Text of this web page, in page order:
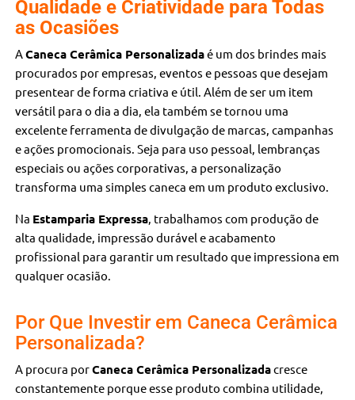
Qualidade e Criatividade para Todas
as Ocasiões
ACaneca Cerâmica Personalizadaé um dos brindes mais
procurados por empresas, eventos e pessoas que desejam
presentear de forma criativa e útil. Além de ser um item
versátil para o dia a dia, ela também se tornou uma
excelente ferramenta de divulgação de marcas, campanhas
e ações promocionais. Seja para uso pessoal, lembranças
especiais ou ações corporativas, a personalização
transforma uma simples caneca em um produto exclusivo.
Na Estamparia Expressa, trabalhamos com produção de
alta qualidade, impressão durável e acabamento
profissional para garantir um resultado que impressiona em
qualquer ocasião.
Por Que Investir em Caneca Cerâmica
Personalizada?
A procura porCaneca Cerâmica Personalizadacresce
constantemente porque esse produto combina utilidade,